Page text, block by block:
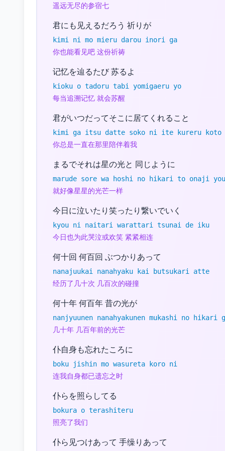
遥远无尽的参宿七
君にも见えるだろう 祈りが
kimi ni mo mieru darou inori ga
你也能看见吧 这份祈祷
记忆を辿るたび 苏るよ
kioku o tadoru tabi yomigaeru yo
每当追溯记忆 就会苏醒
君がいつだってそこに居てくれること
kimi ga itsu datte soko ni ite kureru koto
你总是一直在那里陪伴着我
まるでそれは星の光と 同じように
marude sore wa hoshi no hikari to onaji
就好像星星的光芒一样
今日に泣いたり笑ったり繋いでいく
kyou ni naitari warattari tsunai de iku
今日也为此哭泣或欢笑 紧紧相连
何十回 何百回 ぶつかりあって
nanajuukai nanahyaku kai butsukari atte
经历了几十次 几百次的碰撞
何十年 何百年 昔の光が
nanjyuunen nanahyakunen mukashi no hikari
几十年 几百年前的光芒
仆自身も忘れたころに
boku jishin mo wasureta koro ni
连我自身都已遗忘之时
仆らを照らしてる
bokura o terashiteru
照亮了我们
仆ら见つけあって 手缲りあって